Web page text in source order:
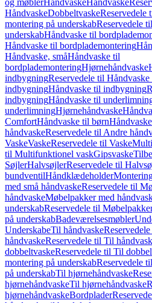
og møblerHåndvaskeHåndvaske
HåndvaskeDobbeltvaskeReservedele
montering på underskabReservedele
underskabHåndvaske til
Håndvaske til bordplademontering
Håndvaske, småHåndvaske til
bordplademonteringHjørnehåndvaske
indbygningReservedele til
indbygningHåndvaske til indbygning
indbygningHåndvaske til
underlimningHjørnehåndvaske
ComfortHåndvaske til børnHåndvaske
håndvaskeReservedele til Andre
VaskeVaskeReservedele til Vaske
til Multifunktionel vaskGipsvaske
SøjlerHalvsøjlerReservedele til
bundventilHåndklædeholder
med små håndvaskeReservedele til
håndvaskeMøbelpakker med
underskabReservedele til
på underskabBadeværelsesmøbler
UnderskabeTil håndvaske
håndvaskeReservedele til Til
dobbeltvaskeReservedele til Til
montering på underskabReservedele
på underskabTil hjørnehåndvaske
hjørnehåndvaskeTil hjørnehåndvaske
hjørnehåndvaskeBordplader